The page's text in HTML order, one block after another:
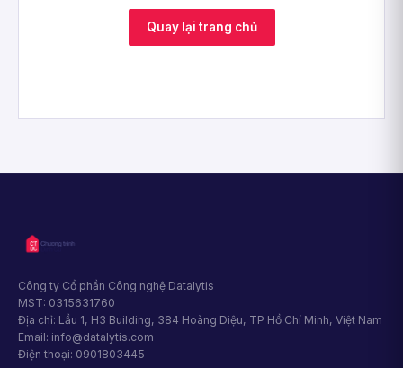
Quay lại trang chủ
Công ty Cổ phần Công nghệ Datalytis
MST: 0315631760
Địa chỉ: Lầu 1, H3 Building, 384 Hoàng Diệu, TP Hồ Chí Minh, Việt Nam
Email: info@datalytis.com
Điện thoại: 0901803445